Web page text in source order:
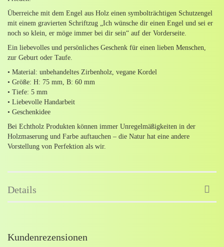
Überreiche mit dem Engel aus Holz einen symbolträchtigen Schutzengel
mit einem gravierten Schriftzug „Ich wünsche dir einen Engel und sei er
noch so klein, er möge immer bei dir sein“ auf der Vorderseite.
Ein liebevolles und persönliches Geschenk für einen lieben Menschen,
zur Geburt oder Taufe.
• Material: unbehandeltes Zirbenholz, vegane Kordel
• Größe: H: 75 mm, B: 60 mm
• Tiefe: 5 mm
• Liebevolle Handarbeit
• Geschenkidee
Bei Echtholz Produkten können immer Unregelmäßigkeiten in der
Holzmaserung und Farbe auftauchen – die Natur hat eine andere
Vorstellung von Perfektion als wir.
Details
Kundenrezensionen